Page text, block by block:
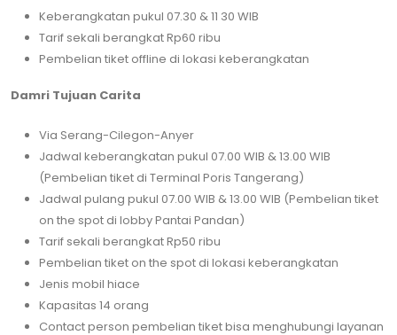
Keberangkatan pukul 07.30 & 11 30 WIB
Tarif sekali berangkat Rp60 ribu
Pembelian tiket offline di lokasi keberangkatan
Damri Tujuan Carita
Via Serang-Cilegon-Anyer
Jadwal keberangkatan pukul 07.00 WIB & 13.00 WIB
(Pembelian tiket di Terminal Poris Tangerang)
Jadwal pulang pukul 07.00 WIB & 13.00 WIB (Pembelian tiket
on the spot di lobby Pantai Pandan)
Tarif sekali berangkat Rp50 ribu
Pembelian tiket on the spot di lokasi keberangkatan
Jenis mobil hiace
Kapasitas 14 orang
Contact person pembelian tiket bisa menghubungi layanan